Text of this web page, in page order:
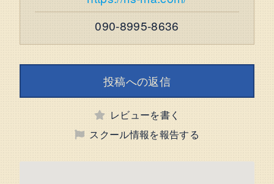
090-8995-8636
投稿への返信
レビューを書く
スクール情報を報告する